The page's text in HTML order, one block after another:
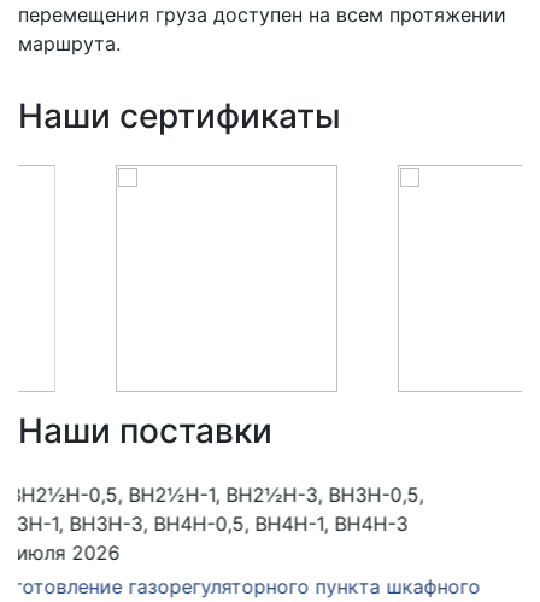
перемещения груза доступен на всем протяжении
маршрута.
Наши сертификаты
Наши поставки
06 июля 2026
Изготовление газорегуляторного пункта шкафного